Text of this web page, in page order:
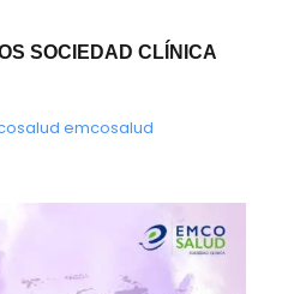
SOCIEDAD CLÍNICA
emcosalud